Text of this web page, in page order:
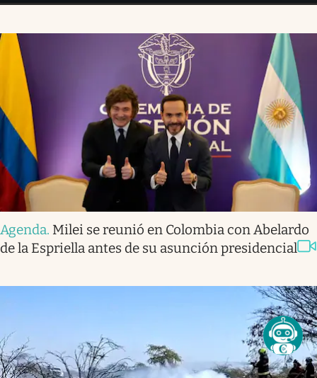
Agenda. Milei se reunió en Colombia con Abelardo
de la Espriella antes de su asunción presidencial